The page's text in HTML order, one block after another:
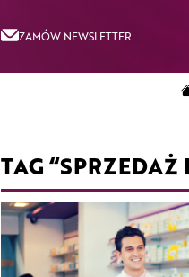
ZAMÓW NEWSLETTER
TAG